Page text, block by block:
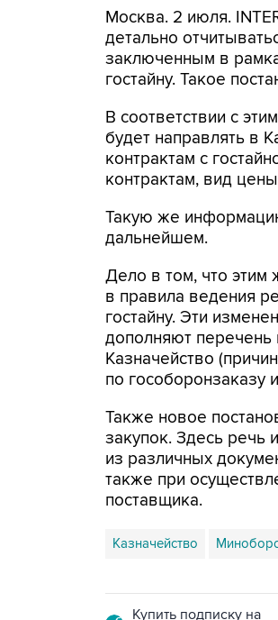
Москва. 2 июля.
детально
заключенным в
гостайну. Такое
В соответствии с
будет направлять в
контрактам с
контрактам, вид
Такую же
дальнейшем.
Дело в том, что этим
в правила ведения
гостайну. Эти
дополняют
Казначейство
по гособоронзаказу
Также новое
закупок. Здесь речь
из различных
также при
поставщика.
Казначейство
Купить подписку на